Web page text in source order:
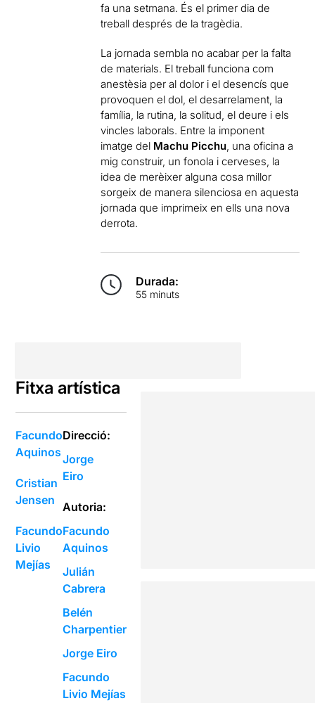
fa una setmana. És el primer dia de
treball després de la tragèdia.
La jornada sembla no acabar per la falta
de materials. El treball funciona com
anestèsia per al dolor i el desencís que
provoquen el dol, el desarrelament, la
família, la rutina, la solitud, el deure i els
vincles laborals. Entre la imponent
imatge del Machu Picchu , una oficina a
mig construir, un fonola i cerveses, la
idea de merèixer alguna cosa millor
sorgeix de manera silenciosa en aquesta
jornada que imprimeix en ells una nova
derrota.
Durada:
55 minuts
Fitxa artística
Facundo
Aquinos
Cristian
Jensen
Facundo
Livio
Mejías
Direcció:
Jorge
Eiro
Autoria:
Facundo
Aquinos
Julián
Cabrera
Belén
Charpentier
Jorge Eiro
Facundo
Livio Mejías